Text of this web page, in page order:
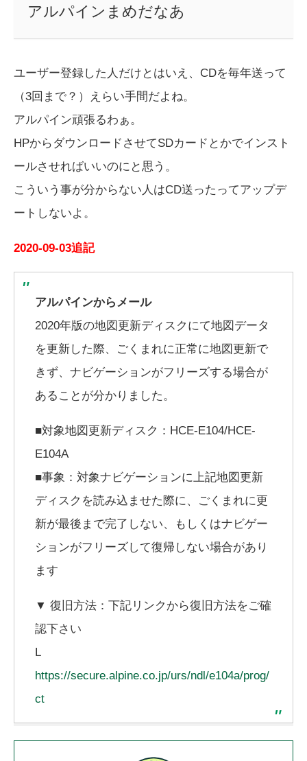
アルパインまめだなあ
ユーザー登録した人だけとはいえ、CDを毎年送って
（3回まで？）えらい手間だよね。
アルパイン頑張るわぁ。
HPからダウンロードさせてSDカードとかでインスト
ールさせればいいのにと思う。
こういう事が分からない人はCD送ったってアップデ
ートしないよ。
2020-09-03追記
アルパインからメール
2020年版の地図更新ディスクにて地図データ
を更新した際、ごくまれに正常に地図更新で
きず、ナビゲーションがフリーズする場合が
あることが分かりました。
■対象地図更新ディスク：HCE-E104/HCE-
E104A
■事象：対象ナビゲーションに上記地図更新
ディスクを読み込ませた際に、ごくまれに更
新が最後まで完了しない、もしくはナビゲー
ションがフリーズして復帰しない場合があり
ます
▼ 復旧方法：下記リンクから復旧方法をご確
認下さい
L
https://secure.alpine.co.jp/urs/ndl/e104a/prog/
ct